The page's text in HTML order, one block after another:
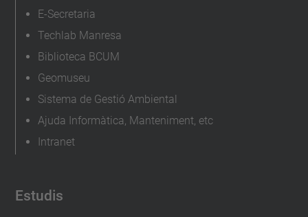
Estudis
E-Secretaria
Techlab Manresa
Biblioteca BCUM
Geomuseu
Sistema de Gestió Ambiental
Ajuda Informàtica, Manteniment, etc
Intranet